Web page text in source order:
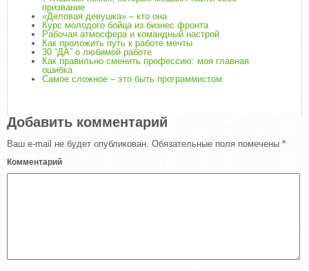
призвание
«Деловая девушка» – кто она
Курс молодого бойца из бизнес фронта
Рабочая атмосфера и командный настрой
Как проложить путь к работе мечты
30 “ДА” о любимой работе
Как правильно сменить профессию: моя главная
ошибка
Самое сложное – это быть программистом
Добавить комментарий
Ваш e-mail не будет опубликован. Обязательные поля помечены *
Комментарий